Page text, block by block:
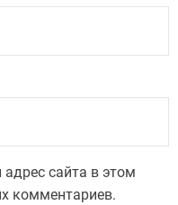
сайта в этом
комментариев.